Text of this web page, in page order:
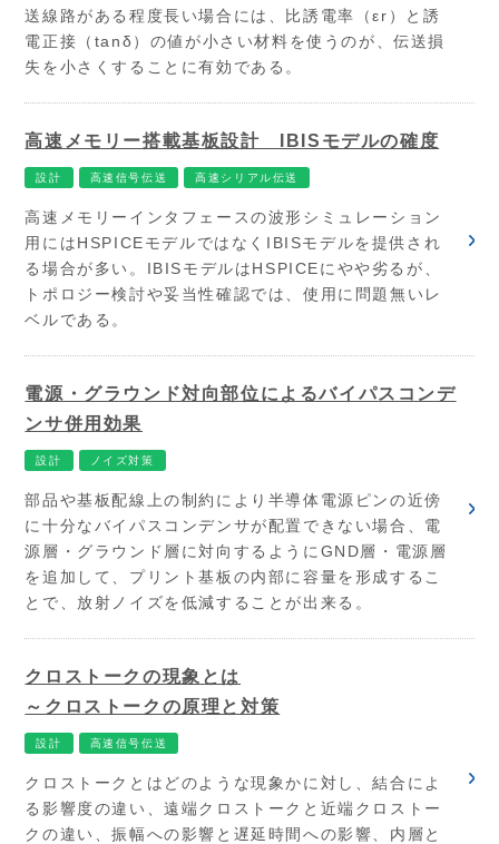
送線路がある程度長い場合には、比誘電率（εr）と誘
電正接（tanδ）の値が小さい材料を使うのが、伝送損
失を小さくすることに有効である。
高速メモリー搭載基板設計 IBISモデルの確度
設計 高速信号伝送 高速シリアル伝送
高速メモリーインタフェースの波形シミュレーション
用にはHSPICEモデルではなくIBISモデルを提供され
る場合が多い。IBISモデルはHSPICEにやや劣るが、
トポロジー検討や妥当性確認では、使用に問題無いレ
ベルである。
電源・グラウンド対向部位によるバイパスコンデ
ンサ併用効果
設計 ノイズ対策
部品や基板配線上の制約により半導体電源ピンの近傍
に十分なバイパスコンデンサが配置できない場合、電
源層・グラウンド層に対向するようにGND層・電源層
を追加して、プリント基板の内部に容量を形成するこ
とで、放射ノイズを低減することが出来る。
クロストークの現象とは
～クロストークの原理と対策
設計 高速信号伝送
クロストークとはどのような現象かに対し、結合によ
る影響度の違い、遠端クロストークと近端クロストー
クの違い、振幅への影響と遅延時間への影響、内層と